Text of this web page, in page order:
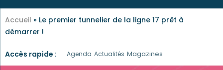
Accueil » Le premier tunnelier de la ligne 17 prêt à
démarrer !
Accès rapide : Agenda Actualités Magazines